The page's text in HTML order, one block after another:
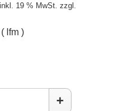
inkl. 19 % MwSt. zzgl.
lfm )
+